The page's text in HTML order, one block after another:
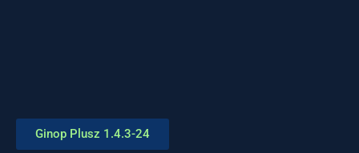
Ginop Plusz 1.4.3-24